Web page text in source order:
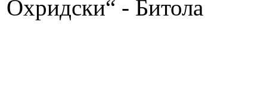
Охридски“ - Битола